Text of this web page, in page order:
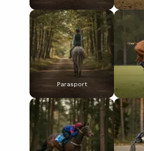
Parasport